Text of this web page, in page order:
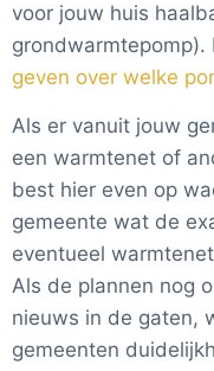
voor jouw huis
grondwarmtepomp).
geven over welke
Als er vanuit jouw
een warmtenet of
best hier even op
gemeente wat de
eventueel
Als de plannen nog
nieuws in de gaten,
gemeenten